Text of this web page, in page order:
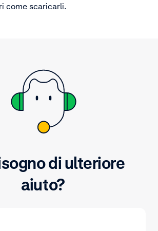
come scaricarli.
di ulteriore
aiuto?